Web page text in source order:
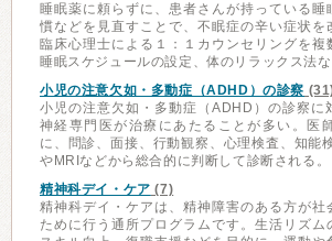
睡眠薬に頼らずに、患者さんが持っている睡
慣などを見直すことで、不眠症の辛い症状を
臨床心理士による１：１カウンセリングを複
睡眠スケジュールの設定、体のリラックス法な
小児の注意欠如・多動症（ADHD）の診察
小児の注意欠如・多動症（ADHD）の診察に
神経専門医が治療にあたることが多い。医
に、問診、面接、行動観察、心理検査、知能
やMRIなどから総合的に判断して診断される。
精神科デイ・ケア (7)
精神科デイ・ケアは、精神障害のある方が社
ために行う通所プログラムです。生活リズム